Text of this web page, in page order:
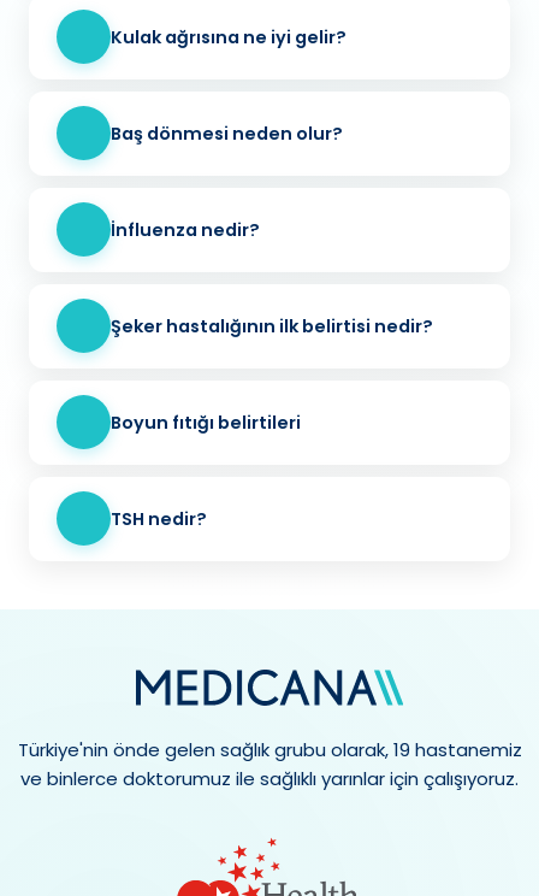
Kulak ağrısına ne iyi gelir?
Baş dönmesi neden olur?
İnfluenza nedir?
Şeker hastalığının ilk belirtisi nedir?
Boyun fıtığı belirtileri
TSH nedir?
Türkiye'nin önde gelen sağlık grubu olarak, 19 hastanemiz
ve binlerce doktorumuz ile sağlıklı yarınlar için çalışıyoruz.